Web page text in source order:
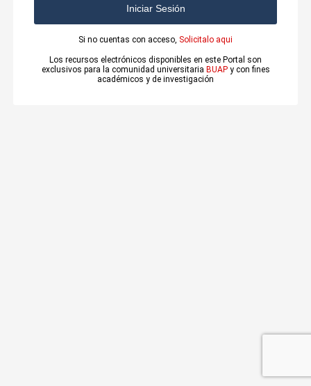
Iniciar Sesión
Si no cuentas con acceso, Solicitalo aqui
Los recursos electrónicos disponibles en este Portal son
exclusivos para la comunidad universitaria BUAPy con fines
académicos y de investigación